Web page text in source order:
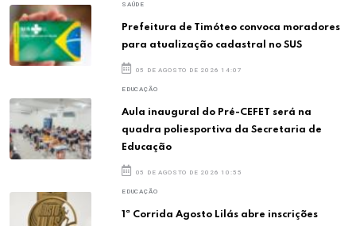
SAÚDE
Prefeitura de Timóteo convoca moradores
para atualização cadastral no SUS
05 DE AGOSTO DE 2026 14:07
EDUCAÇÃO
Aula inaugural do Pré-CEFET será na
quadra poliesportiva da Secretaria de
Educação
05 DE AGOSTO DE 2026 10:55
EDUCAÇÃO
1ª Corrida Agosto Lilás abre inscrições